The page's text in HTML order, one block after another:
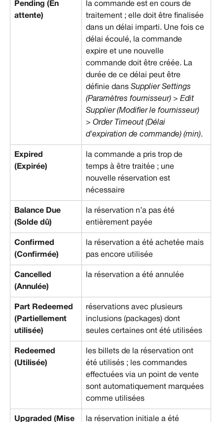
Pending (En
attente)
la commande est en cours de
traitement ; elle doit être finalisée
dans un délai imparti. Une fois ce
délai écoulé, la commande
expire et une nouvelle
commande doit être créée. La
durée de ce délai peut être
définie dans Supplier Settings
(Paramètres fournisseur) > Edit
Supplier (Modifier le fournisseur)
> Order Timeout (Délai
d'expiration de commande) (min).
Expired
(Expirée)
la commande a pris trop de
temps à être traitée ; une
nouvelle réservation est
nécessaire
Balance Due
(Solde dû)
la réservation n’a pas été
entièrement payée
Confirmed
(Confirmée)
la réservation a été achetée mais
pas encore utilisée
Cancelled
(Annulée)
la réservation a été annulée
Part Redeemed
(Partiellement
utilisée)
réservations avec plusieurs
inclusions (packages) dont
seules certaines ont été utilisées
Redeemed
(Utilisée)
les billets de la réservation ont
été utilisés ; les commandes
effectuées via un point de vente
sont automatiquement marquées
comme utilisées
Upgraded (Mise
la réservation initiale a été